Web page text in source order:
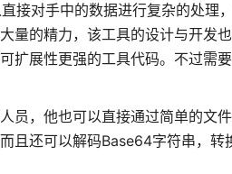
接对手中的数据进行复杂的处理
量的精力，该工具的设计与开发
扩展性更强的工具代码。不过需
员，他也可以直接通过简单的文
且还可以解码Base64字符串，转